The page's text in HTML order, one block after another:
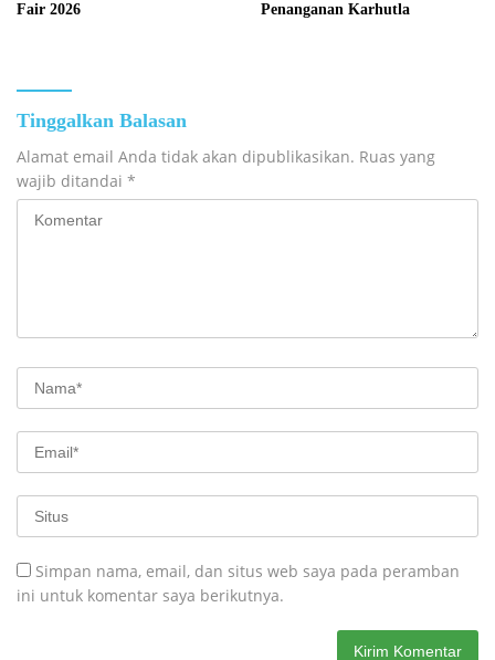
Fair 2026
Penanganan Karhutla
Tinggalkan Balasan
Alamat email Anda tidak akan dipublikasikan. Ruas yang
wajib ditandai *
Simpan nama, email, dan situs web saya pada peramban
ini untuk komentar saya berikutnya.